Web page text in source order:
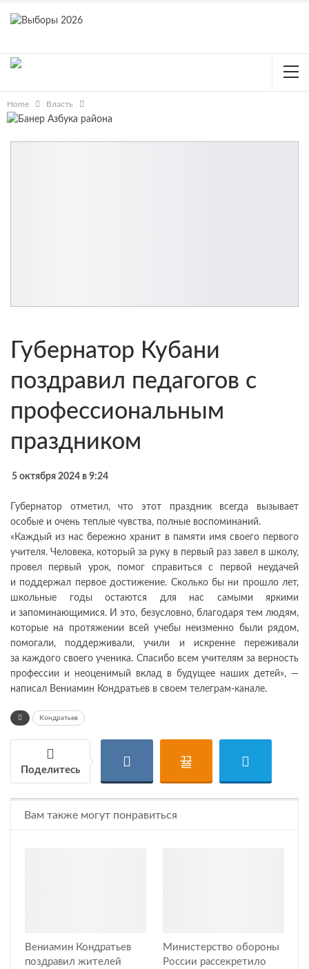
Home Власть
Губернатор Кубани
поздравил педагогов с
профессиональным
праздником
5 октября 2024 в 9:24
Губернатор отметил, что этот праздник всегда вызывает
особые и очень теплые чувства, полные воспоминаний.
«Каждый из нас бережно хранит в памяти имя своего первого
учителя. Человека, который за руку в первый раз завел в школу,
провел первый урок, помог справиться с первой неудачей
и поддержал первое достижение. Сколько бы ни прошло лет,
школьные годы остаются для нас самыми яркими
и запоминающимися. И это, безусловно, благодаря тем людям,
которые на протяжении всей учебы неизменно были рядом,
помогали, поддерживали, учили и искренне переживали
за каждого своего ученика. Спасибо всем учителям за верность
профессии и неоценимый вклад в будущее наших детей», —
написал Вениамин Кондратьев в своем телеграм-канале.
Кондратьев
Поделитесь
Вам также могут понравиться
Вениамин Кондратьев
поздравил жителей
Министерство обороны
России рассекретило